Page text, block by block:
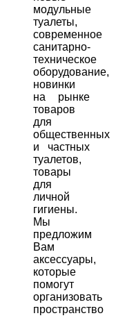
модульные
туалеты,
современное
санитарно-
техническое
оборудование,
новинки
на рынке
товаров
для
общественных
и частных
туалетов,
товары
для
личной
гигиены.
Мы
предложим
Вам
аксессуары,
которые
помогут
организовать
пространство